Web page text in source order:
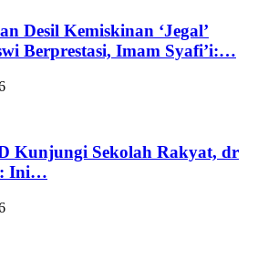
Desil Kemiskinan ‘Jegal’
Berprestasi, Imam Syafi’i:…
Kunjungi Sekolah Rakyat, dr
Ini…